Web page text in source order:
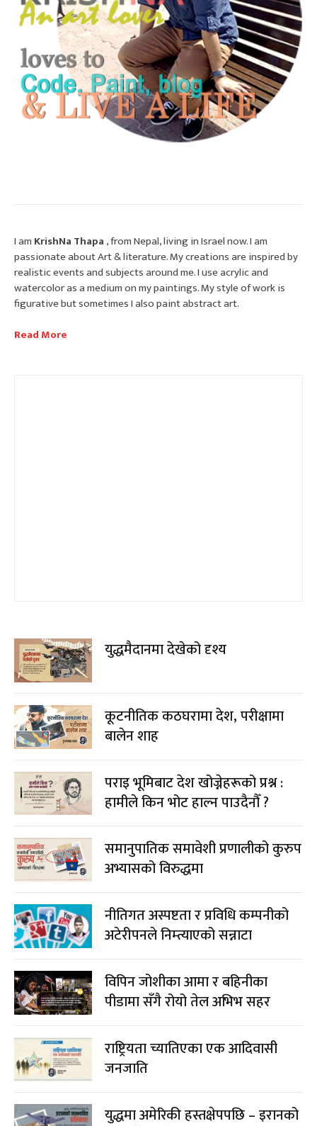
I am KrishNa Thapa , from Nepal, living in Israel now. I am
passionate about Art & literature. My creations are inspired by
realistic events and subjects around me. I use acrylic and
watercolor as a medium on my paintings. My style of work is
figurative but sometimes I also paint abstract art.
Read More
युद्धमैदानमा देखेको दृश्य
कूटनीतिक कठघरामा देश, परीक्षामा
बालेन शाह
पराइ भूमिबाट देश खोज्नेहरूको प्रश्न :
हामीले किन भोट हाल्न पाउदैनौँ ?
समानुपातिक समावेशी प्रणालीको कुरुप
अभ्यासको विरुद्धमा
नीतिगत अस्पष्टता र प्रविधि कम्पनीको
अटेरीपनले निम्त्याएको सन्नाटा
विपिन जोशीका आमा र बहिनीका
पीडामा सँगै रोयो तेल अभिभ सहर
राष्ट्रियता च्यातिएका एक आदिवासी
जनजाति
युद्धमा अमेरिकी हस्तक्षेपपछि – इरानको